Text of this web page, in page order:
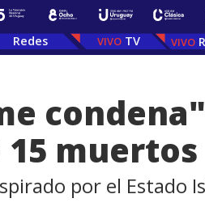
Redes TV
15 muertos
por el Estado